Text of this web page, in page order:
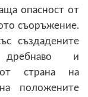
опасност от
съоръжение.
създадените
и
страна на
положените